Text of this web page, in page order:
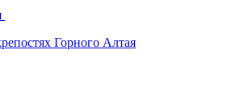
Горного Алтая